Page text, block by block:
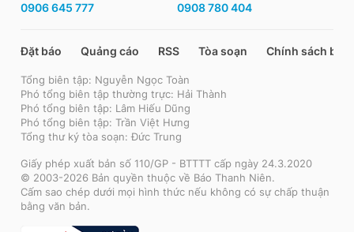
0906 645 777 0908 780 404
Đặt báo Quảng cáo RSS Tòa soạn Chính sách bảo
Tổng biên tập: Nguyễn Ngọc Toàn
Phó tổng biên tập thường trực: Hải Thành
Phó tổng biên tập: Lâm Hiếu Dũng
Phó tổng biên tập: Trần Việt Hưng
Tổng thư ký tòa soạn: Đức Trung
Giấy phép xuất bản số 110/GP - BTTTT cấp ngày 24.3.2020
© 2003-2026 Bản quyền thuộc về Báo Thanh Niên.
Cấm sao chép dưới mọi hình thức nếu không có sự chấp thuận
bằng văn bản.